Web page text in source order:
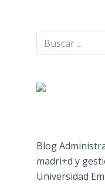
Buscar
Blog
madri+d y
Universidad